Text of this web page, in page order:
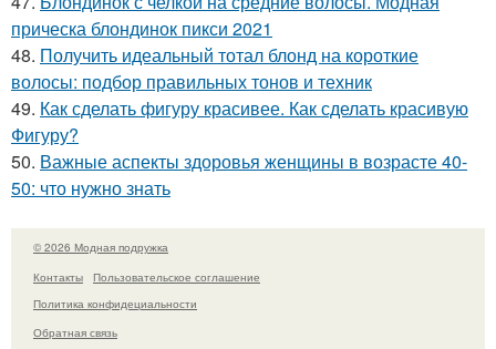
прическа блондинок пикси 2021
48. Получить идеальный тотал блонд на короткие
волосы: подбор правильных тонов и техник
49. Как сделать фигуру красивее. Как сделать красивую
Фигуру?
50. Важные аспекты здоровья женщины в возрасте 40-
50: что нужно знать
© 2026 Модная подружка
Контакты
Пользовательское соглашение
Политика конфидециальности
Обратная связь